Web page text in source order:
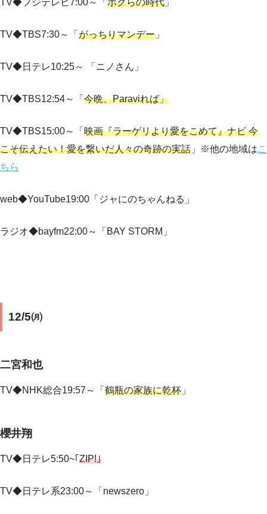
TV◆TBS7:30～「 がっちりマンデー 」
TV◆日テレ10:25～ 「ニノさん」
TV◆TBS12:54～「 今晩、Paraviれば」
TV◆TBS15:00～「 映画『ラーゲリより愛をこめて』ナビ 今
こそ伝えたい！愛を繋いだ人々の奇跡の実話 」※他の地域はこ
ちら
web◆YouTube19:00「ジャにのちゃんねる」
ラジオ◆bayfm22:00～「BAY STORM」
12/5㈪
二宮和也
TV◆NHK総合19:57～ 「 鶴瓶の家族に乾杯 」
櫻井翔
TV◆日テレ5:50~｢ ZIP!｣
TV◆日テレ系23:00～「newszero」